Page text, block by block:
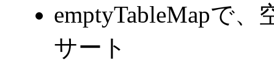
emptyTableMapで
サート